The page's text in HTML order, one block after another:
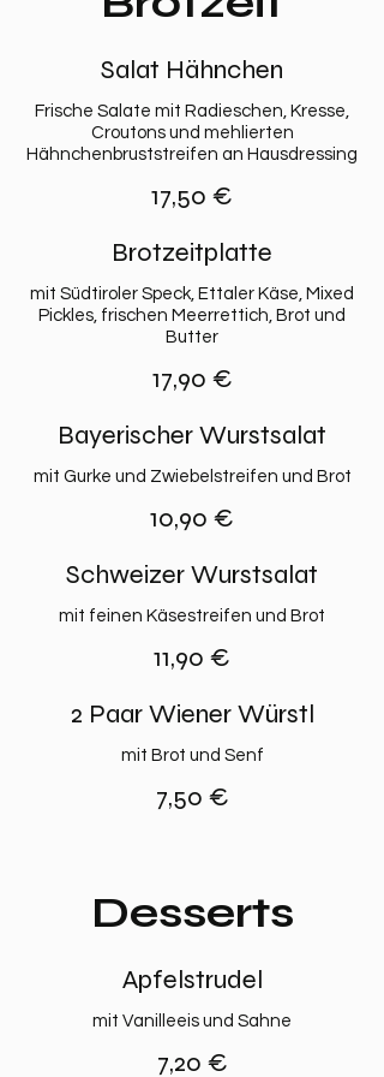
Salat Hähnchen
Frische Salate mit Radieschen, Kresse,
Croutons und mehlierten
Hähnchenbruststreifen an Hausdressing
17,50 €
Brotzeitplatte
mit Südtiroler Speck, Ettaler Käse, Mixed
Pickles, frischen Meerrettich, Brot und
Butter
17,90 €
Bayerischer Wurstsalat
mit Gurke und Zwiebelstreifen und Brot
10,90 €
Schweizer Wurstsalat
mit feinen Käsestreifen und Brot
11,90 €
2 Paar Wiener Würstl
mit Brot und Senf
7,50 €
Desserts
Apfelstrudel
mit Vanilleeis und Sahne
7,20 €